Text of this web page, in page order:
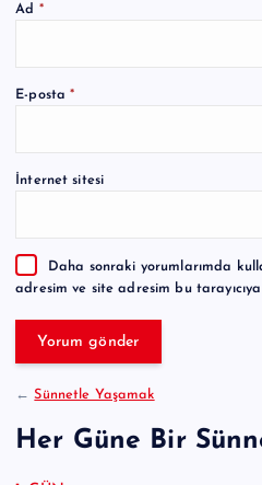
Ad *
E-posta*
İnternet sitesi
Daha sonraki yorumlarımda
adresim ve site adresim bu
A
e
t
←Sünnetle Yaşamak
Her Güne Bir